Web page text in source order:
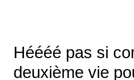
Héééé pas si
deuxième vie